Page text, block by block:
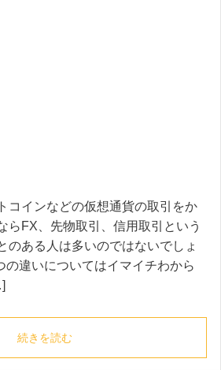
コインなどの仮想通貨の取引をか
らFX、先物取引、信用取引という
のある人は多いのではないでしょ
の違いについてはイマイチわから
続きを読む